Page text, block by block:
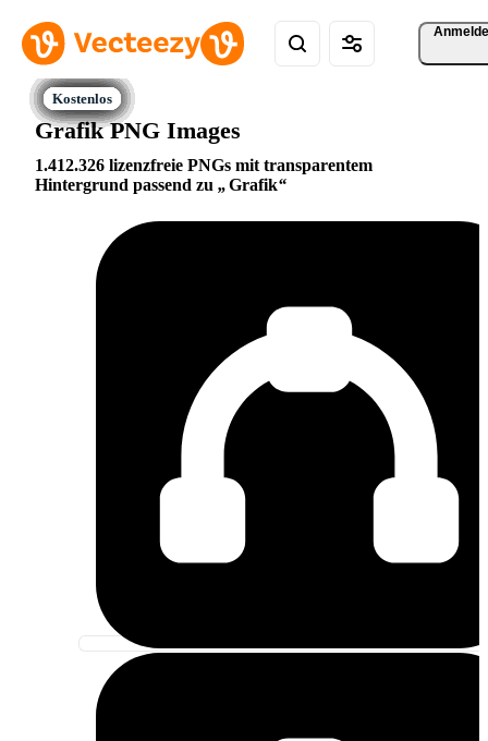
Grafik PNG Images
1.412.326 lizenzfreie PNGs mit transparentem
Hintergrund passend zu
Grafik